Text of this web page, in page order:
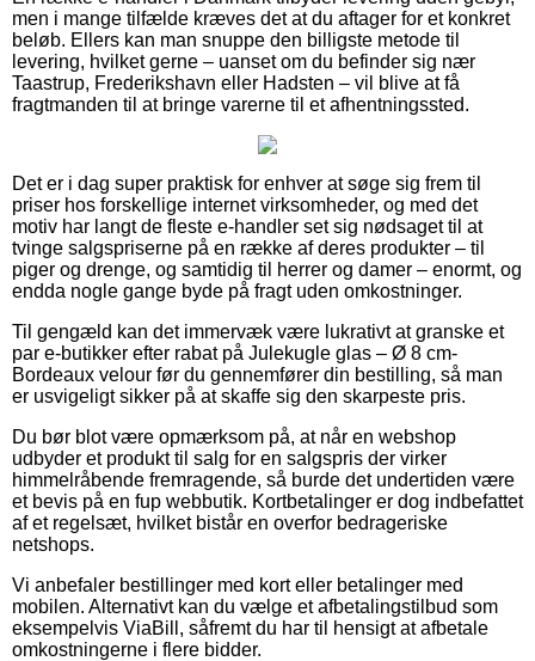
men i mange tilfælde kræves det at du aftager for et konkret
beløb. Ellers kan man snuppe den billigste metode til
levering, hvilket gerne – uanset om du befinder sig nær
Taastrup, Frederikshavn eller Hadsten – vil blive at få
fragtmanden til at bringe varerne til et afhentningssted.
Det er i dag super praktisk for enhver at søge sig frem til
priser hos forskellige internet virksomheder, og med det
motiv har langt de fleste e-handler set sig nødsaget til at
tvinge salgspriserne på en række af deres produkter – til
piger og drenge, og samtidig til herrer og damer – enormt, og
endda nogle gange byde på fragt uden omkostninger.
Til gengæld kan det immervæk være lukrativt at granske et
par e-butikker efter rabat på Julekugle glas – Ø 8 cm-
Bordeaux velour før du gennemfører din bestilling, så man
er usvigeligt sikker på at skaffe sig den skarpeste pris.
Du bør blot være opmærksom på, at når en webshop
udbyder et produkt til salg for en salgspris der virker
himmelråbende fremragende, så burde det undertiden være
et bevis på en fup webbutik. Kortbetalinger er dog indbefattet
af et regelsæt, hvilket bistår en overfor bedrageriske
netshops.
Vi anbefaler bestillinger med kort eller betalinger med
mobilen. Alternativt kan du vælge et afbetalingstilbud som
eksempelvis ViaBill, såfremt du har til hensigt at afbetale
omkostningerne i flere bidder.